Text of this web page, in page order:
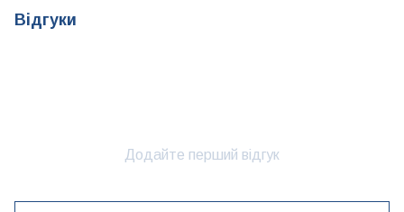
Відгуки
Додайте перший відгук